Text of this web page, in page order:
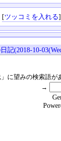
[ツッコミを入れる]
記(2018-10-
」に望みの検索語
→